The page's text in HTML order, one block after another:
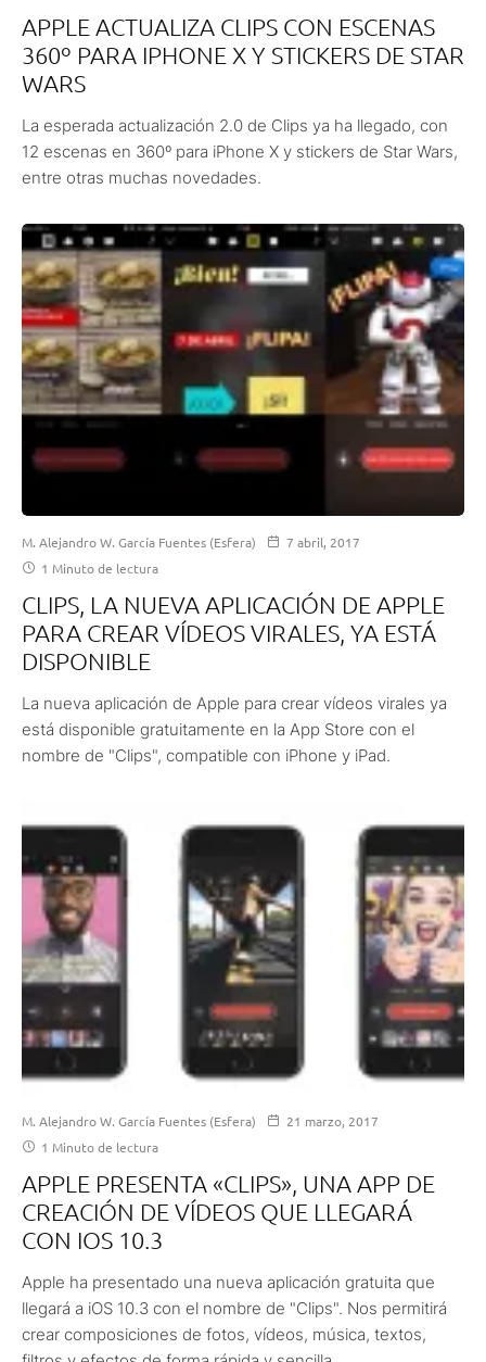
APPLE ACTUALIZA CLIPS CON ESCENAS
360º PARA IPHONE X Y STICKERS DE STAR
WARS
La esperada actualización 2.0 de Clips ya ha llegado, con
12 escenas en 360º para iPhone X y stickers de Star Wars,
entre otras muchas novedades.
M. Alejandro W. García Fuentes (Esfera)
7 abril, 2017
1 Minuto de lectura
CLIPS, LA NUEVA APLICACIÓN DE APPLE
PARA CREAR VÍDEOS VIRALES, YA ESTÁ
DISPONIBLE
La nueva aplicación de Apple para crear vídeos virales ya
está disponible gratuitamente en la App Store con el
nombre de "Clips", compatible con iPhone y iPad.
M. Alejandro W. García Fuentes (Esfera)
21 marzo, 2017
1 Minuto de lectura
APPLE PRESENTA «CLIPS», UNA APP DE
CREACIÓN DE VÍDEOS QUE LLEGARÁ
CON IOS 10.3
Apple ha presentado una nueva aplicación gratuita que
llegará a iOS 10.3 con el nombre de "Clips". Nos permitirá
crear composiciones de fotos, vídeos, música, textos,